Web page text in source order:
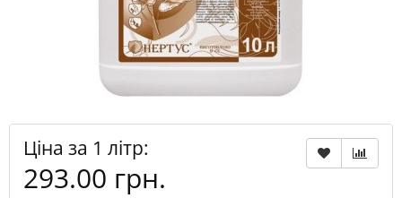
Ціна за 1 літр:
293.00 грн.